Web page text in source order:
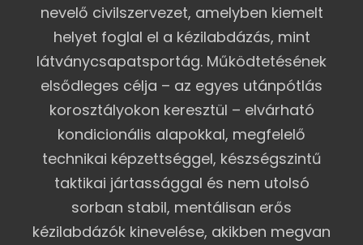
nevelő civilszervezet, amelyben kiemelt
helyet foglal el a kézilabdázás, mint
látványcsapatsportág. Működtetésének
elsődleges célja – az egyes utánpótlás
korosztályokon keresztül – elvárható
kondicionális alapokkal, megfelelő
technikai képzettséggel, készségszintű
taktikai jártassággal és nem utolsó
sorban stabil, mentálisan erős
kézilabdázók kinevelése, akikben megvan